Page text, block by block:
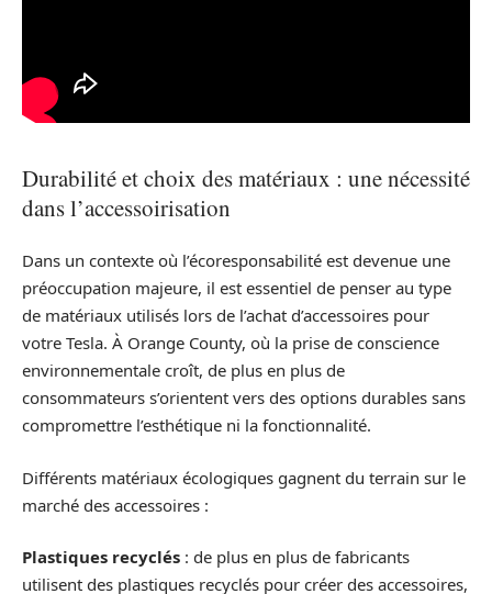
Durabilité et choix des matériaux : une nécessité
dans l’accessoirisation
Dans un contexte où l’écoresponsabilité est devenue une
préoccupation majeure, il est essentiel de penser au type
de matériaux utilisés lors de l’achat d’accessoires pour
votre Tesla. À Orange County, où la prise de conscience
environnementale croît, de plus en plus de
consommateurs s’orientent vers des options durables sans
compromettre l’esthétique ni la fonctionnalité.
Différents matériaux écologiques gagnent du terrain sur le
marché des accessoires :
Plastiques recyclés : de plus en plus de fabricants
utilisent des plastiques recyclés pour créer des accessoires,